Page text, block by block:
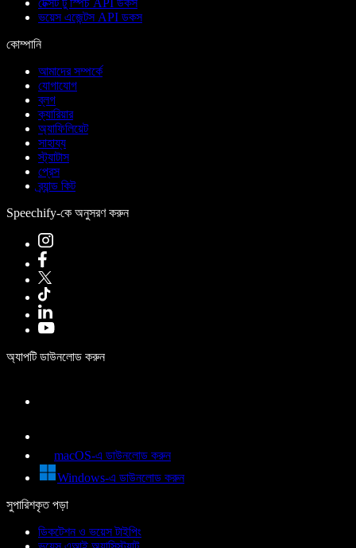
টেক্সট টু স্পিচ API ডকস
ভয়েস এজেন্টস API ডকস
কোম্পানি
আমাদের সম্পর্কে
যোগাযোগ
ব্লগ
ক্যারিয়ার
অ্যাফিলিয়েট
সাহায্য
স্ট্যাটাস
প্রেস
ব্র্যান্ড কিট
Speechify-কে অনুসরণ করুন
অ্যাপটি ডাউনলোড করুন
macOS-এ ডাউনলোড করুন
Windows-এ ডাউনলোড করুন
সুপারিশকৃত পড়া
ডিকটেশন ও ভয়েস টাইপিং